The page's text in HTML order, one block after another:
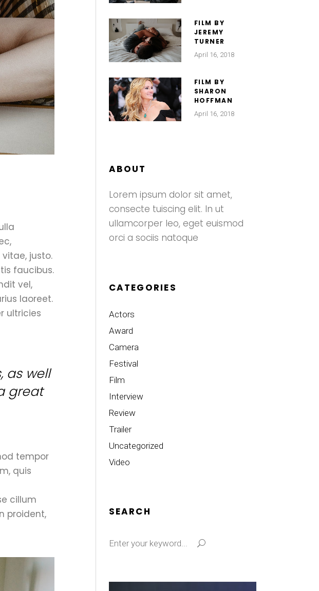
justo.
faucibus.
vel,
laoreet.
ultricies
as well
great
tempor
quis
cillum
proident,
FILM BY
JEREMY
TURNER
April 16, 2018
FILM BY
SHARON
HOFFMAN
April 16, 2018
ABOUT
Lorem ipsum dolor sit amet,
consecte tuiscing elit. In ut
ullamcorper leo, eget euismod
orci a sociis natoque
CATEGORIES
Actors
Award
Camera
Festival
Film
Interview
Review
Trailer
Uncategorized
Video
SEARCH